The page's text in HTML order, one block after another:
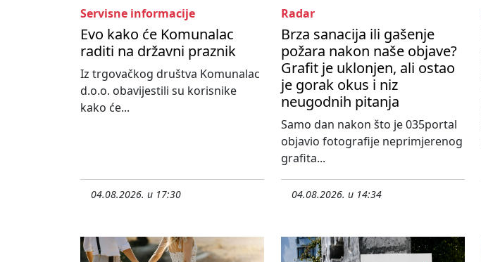
Servisne informacije
Evo kako će Komunalac
raditi na državni praznik
Iz trgovačkog društva Komunalac
d.o.o. obavijestili su korisnike
kako će...
04.08.2026. u 17:30
Radar
Brza sanacija ili gašenje
požara nakon naše objave?
Grafit je uklonjen, ali ostao
je gorak okus i niz
neugodnih pitanja
Samo dan nakon što je 035portal
objavio fotografije neprimjerenog
grafita...
04.08.2026. u 14:34